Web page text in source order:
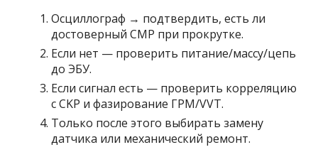
Осциллограф → подтвердить, есть ли
достоверный CMP при прокрутке.
Если нет — проверить питание/массу/цепь
до ЭБУ.
Если сигнал есть — проверить корреляцию
с CKP и фазирование ГРМ/VVT.
Только после этого выбирать замену
датчика или механический ремонт.